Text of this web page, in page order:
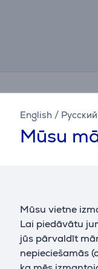
English / Русский
Mūsu
Mūsu vietne
Lai piedāvātu
jūs pārvaldīt
nepieciešamās
Miele, 250 g